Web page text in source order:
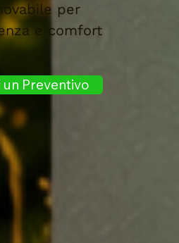
per
e comfort
un Preventivo